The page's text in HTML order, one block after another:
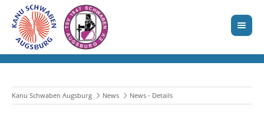
Kanu Schwaben Augsburg News News - Details